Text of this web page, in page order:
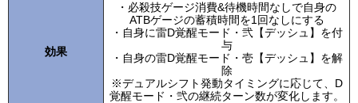
効果
・必殺技ゲージ消費&待機時間なしで自身の
ATBゲージの蓄積時間を1回なしにする
・自身に雷D覚醒モード・弐【デッシュ】を付
与
・自身の雷D覚醒モード・壱【デッシュ】を解
除
※デュアルシフト発動タイミングに応じて、D
覚醒モード・弐の継続ターン数が変化します。